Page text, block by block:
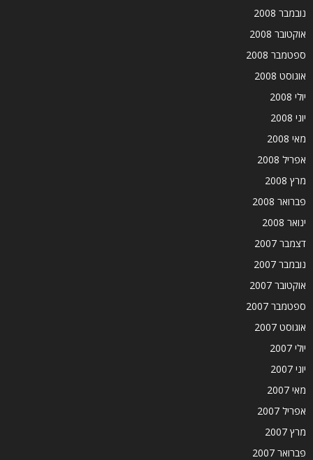
נובמבר 2008
אוקטובר 2008
ספטמבר 2008
אוגוסט 2008
יולי 2008
יוני 2008
מאי 2008
אפריל 2008
מרץ 2008
פברואר 2008
ינואר 2008
דצמבר 2007
נובמבר 2007
אוקטובר 2007
ספטמבר 2007
אוגוסט 2007
יולי 2007
יוני 2007
מאי 2007
אפריל 2007
מרץ 2007
פברואר 2007